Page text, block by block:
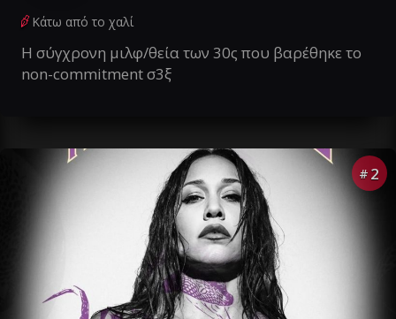
Κάτω από το χαλί
Η σύγχρονη μιλφ/θεία των 30ς που βαρέθηκε το
non-commitment σ3ξ
# 2